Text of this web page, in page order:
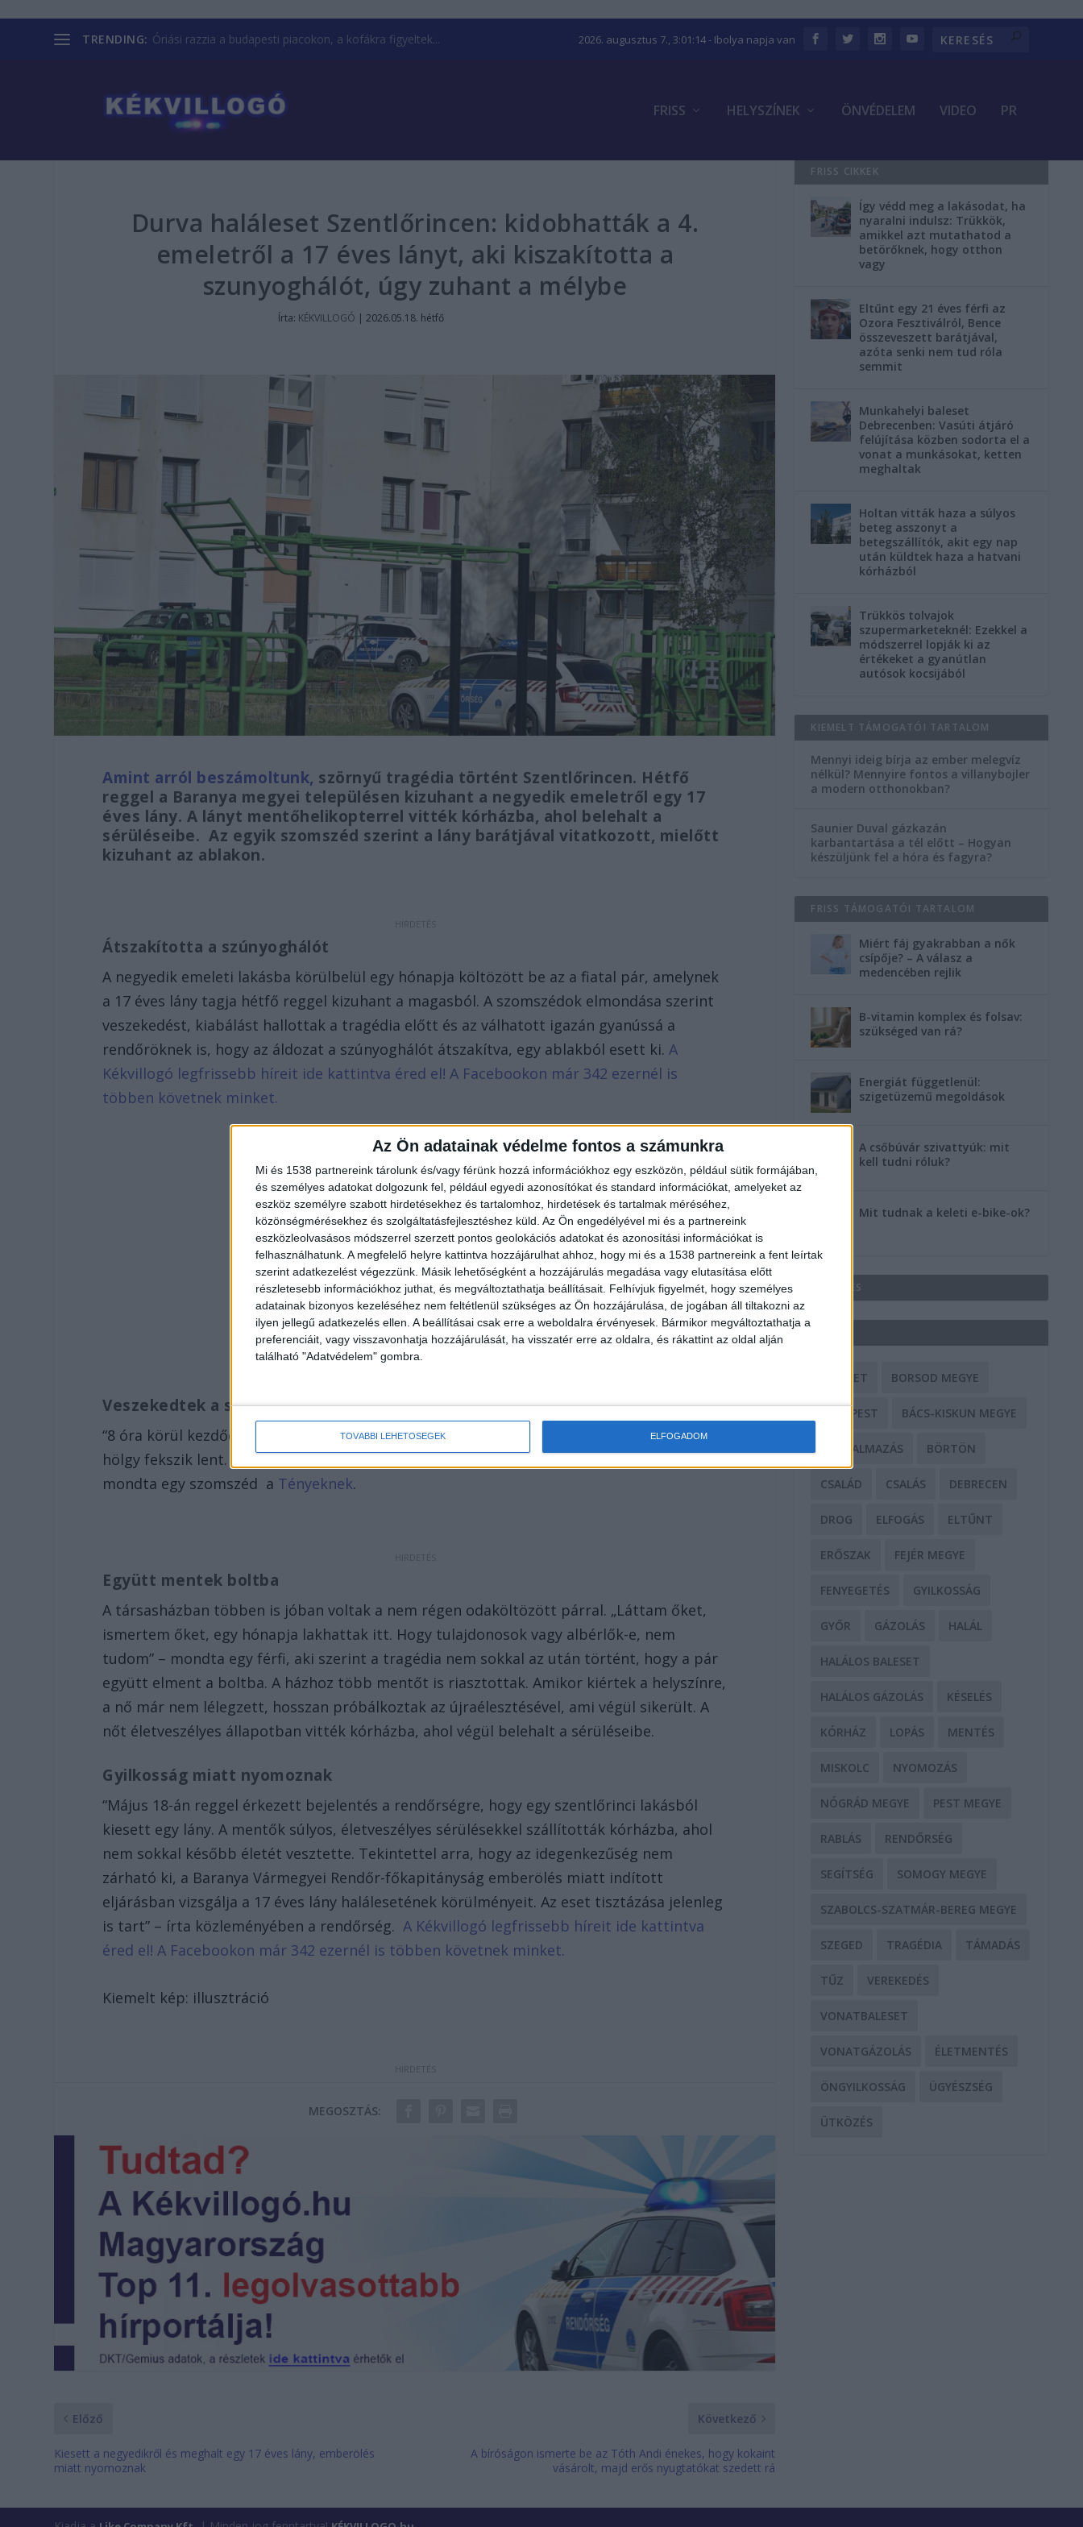
Az Ön adatainak védelme fontos a számunkra
Mi és 1538 partnereink tárolunk és/vagy férünk hozzá információkhoz egy eszközön, például sütik formájában,
és személyes adatokat dolgozunk fel, például egyedi azonosítókat és standard információkat, amelyeket az
eszköz személyre szabott hirdetésekhez és tartalomhoz, hirdetések és tartalmak méréséhez,
közönségmérésekhez és szolgáltatásfejlesztéshez küld. Az Ön engedélyével mi és a partnereink
eszközleolvasásos módszerrel szerzett pontos geolokációs adatokat és azonosítási információkat is
felhasználhatunk. A megfelelő helyre kattintva hozzájárulhat ahhoz, hogy mi és a 1538 partnereink a fent leírtak
szerint adatkezelést végezzünk. Másik lehetőségként a hozzájárulás megadása vagy elutasítása előtt
részletesebb információkhoz juthat, és megváltoztathatja beállításait. Felhívjuk figyelmét, hogy személyes
adatainak bizonyos kezeléséhez nem feltétlenül szükséges az Ön hozzájárulása, de jogában áll tiltakozni az
ilyen jellegű adatkezelés ellen. A beállításai csak erre a weboldalra érvényesek. Bármikor megváltoztathatja a
preferenciáit, vagy visszavonhatja hozzájárulását, ha visszatér erre az oldalra, és rákattint az oldal alján
található "Adatvédelem" gombra.
TOVÁBBI LEHETŐSÉGEK ELFOGADOM
TRENDING: Óriási razzia a budapesti piacokon, a kofákra figyeltek... 2026. augusztus 7., 3:01:14- Ibolya napja van
FRISS HELYSZÍNEK ÖNVÉDELEM VIDEO PR
Durva haláleset Szentlőrincen: kidobhatták a 4.
emeletről a 17 éves lányt, aki kiszakította a
szunyoghálót, úgy zuhant a mélybe
Írta: KÉKVILLOGÓ |2026.05.18. hétfő
Amint arról beszámoltunk, szörnyű tragédia történt Szentlőrincen. Hétfő
reggel a Baranya megyei településen kizuhant a negyedik emeletről egy 17
éves lány. A lányt mentőhelikopterrel vitték kórházba, ahol belehalt a
sérüléseibe. Az egyik szomszéd szerint a lány barátjával vitatkozott, mielőtt
kizuhant az ablakon.
Átszakította a szúnyoghálót
A negyedik emeleti lakásba körülbelül egy hónapja költözött be az a fiatal pár, amelynek
a 17 éves lány tagja hétfő reggel kizuhant a magasból. A szomszédok elmondása szerint
veszekedést, kiabálást hallottak a tragédia előtt és az válhatott igazán gyanússá a
rendőröknek is, hogy az áldozat a szúnyoghálót átszakítva, egy ablakból esett ki. A
Kékvillogó legfrissebb híreit ide kattintva éred el! A Facebookon már 342 ezernél is
többen követnek minket.
Veszekedtek a szerelmesek
“8 óra körül kezdődött, kiabálás sikoltozás, majd én is csak annyit vettem észre, hogy a
hölgy fekszik lent. Utána a férfi hangját kihallottam, azt kiabálta hogy nem ő volt” –
mondta egy szomszéd a Tényeknek.
Együtt mentek boltba
A társasházban többen is jóban voltak a nem régen odaköltözött párral. „Láttam őket,
ismertem őket, egy hónapja lakhattak itt. Hogy tulajdonosok vagy albérlők-e, nem
tudom” – mondta egy férfi, aki szerint a tragédia nem sokkal az után történt, hogy a pár
együtt elment a boltba. A házhoz több mentőt is riasztottak. Amikor kiértek a helyszínre,
a nő már nem lélegzett, hosszan próbálkoztak az újraélesztésével, ami végül sikerült. A
nőt életveszélyes állapotban vitték kórházba, ahol végül belehalt a sérüléseibe.
Gyilkosság miatt nyomoznak
“Május 18-án reggel érkezett bejelentés a rendőrségre, hogy egy szentlőrinci lakásból
kiesett egy lány. A mentők súlyos, életveszélyes sérülésekkel szállították kórházba, ahol
nem sokkal később életét vesztette. Tekintettel arra, hogy az idegenkezűség nem
zárható ki, a Baranya Vármegyei Rendőr-főkapitányság emberölés miatt indított
eljárásban vizsgálja a 17 éves lány halálesetének körülményeit. Az eset tisztázása jelenleg
is tart” – írta közleményében a rendőrség.A Kékvillogó legfrissebb híreit ide kattintva
éred el! A Facebookon már 342 ezernél is többen követnek minket.
Kiemelt kép: illusztráció
MEGOSZTÁS:
Előző
Kiesett a negyedikről és meghalt egy 17 éves lány, emberölés
miatt nyomoznak
Következő
A bíróságon ismerte be az Tóth Andi énekes, hogy kokaint
vásárolt, majd erős nyugtatókat szedett rá
FRISS CIKKEK
Így védd meg a lakásodat, ha
nyaralni indulsz: Trükkök,
amikkel azt mutathatod a
betörőknek, hogy otthon
vagy
Eltűnt egy 21 éves férfi az
Ozora Fesztiválról, Bence
összeveszett barátjával,
azóta senki nem tud róla
semmit
Munkahelyi baleset
Debrecenben: Vasúti átjáró
felújítása közben sodorta el a
vonat a munkásokat, ketten
meghaltak
Holtan vitták haza a súlyos
beteg asszonyt a
betegszállítók, akit egy nap
után küldtek haza a hatvani
kórházból
Trükkös tolvajok
szupermarketeknél: Ezekkel a
módszerrel lopják ki az
értékeket a gyanútlan
autósok kocsijából
KIEMELT TÁMOGATÓI TARTALOM
Mennyi ideig bírja az ember melegvíz
nélkül? Mennyire fontos a villanybojler
a modern otthonokban?
Saunier Duval gázkazán
karbantartása a tél előtt – Hogyan
készüljünk fel a hóra és fagyra?
FRISS TÁMOGATÓI TARTALOM
Miért fáj gyakrabban a nők
csípője? – A válasz a
medencében rejlik
B-vitamin komplex és folsav:
szükséged van rá?
Energiát függetlenül:
szigetüzemű megoldások
A csőbúvár szivattyúk: mit
kell tudni róluk?
Mit tudnak a keleti e-bike-ok?
HIRDETÉS
BALESET BORSOD MEGYE
BUDAPEST BÁCS-KISKUN MEGYE
BÁNTALMAZÁS BÖRTÖN
CSALÁD CSALÁS DEBRECEN
DROG ELFOGÁS ELTŰNT
ERŐSZAK FEJÉR MEGYE
FENYEGETÉS GYILKOSSÁG
GYŐR GÁZOLÁS HALÁL
HALÁLOS BALESET
HALÁLOS GÁZOLÁS KÉSELÉS
KÓRHÁZ LOPÁS MENTÉS
MISKOLC NYOMOZÁS
NÓGRÁD MEGYE PEST MEGYE
RABLÁS RENDŐRSÉG
SEGÍTSÉG SOMOGY MEGYE
SZABOLCS-SZATMÁR-BEREG MEGYE
SZEGED TRAGÉDIA TÁMADÁS
TŰZ VEREKEDÉS
VONATBALESET
VONATGÁZOLÁS ÉLETMENTÉS
ÖNGYILKOSSÁG ÜGYÉSZSÉG
ÜTKÖZÉS